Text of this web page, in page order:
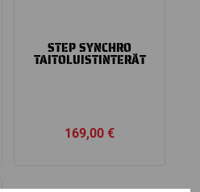
STEP SYNCHRO
TAITOLUISTINTERÄT
169,00€